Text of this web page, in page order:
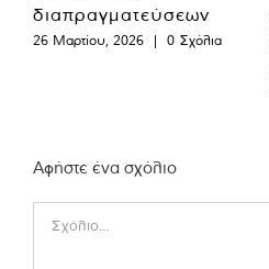
διαπραγματεύσεων
26 Μαρτίου, 2026 | 0 Σχόλια
Αφήστε ένα σχόλιο